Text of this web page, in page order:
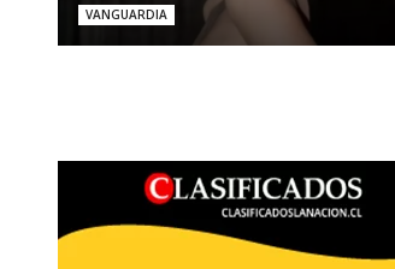
VANGUARDIA